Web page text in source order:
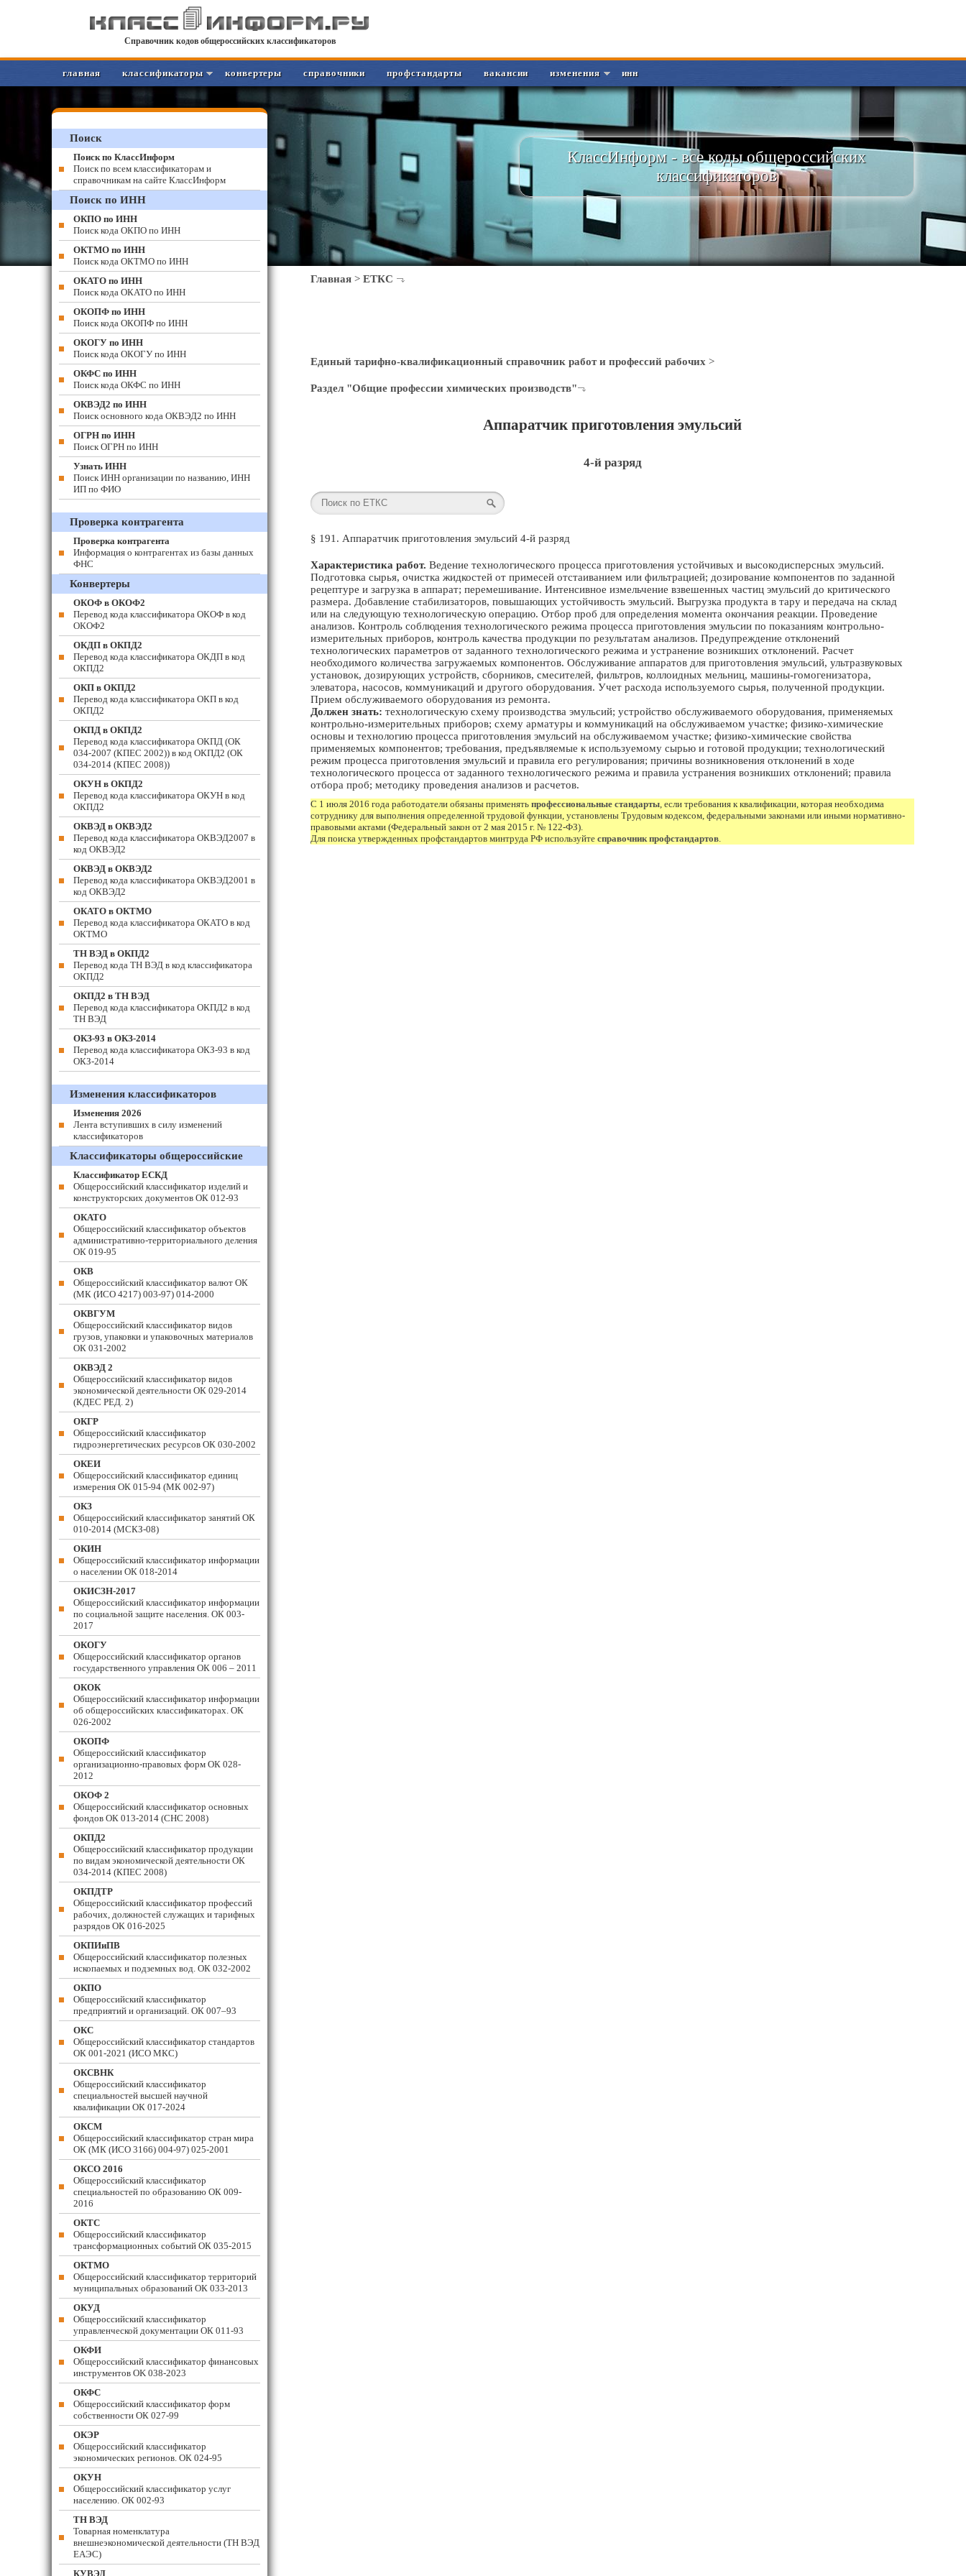
Справочник кодов общероссийских классификаторов
главная классификаторы конвертеры справочники профстандарты вакансии изменения инн
КлассИнформ - все коды общероссийских
классификаторов
Главная > ЕТКС
Единый тарифно-квалификационный справочник работ и профессий рабочих >
Раздел "Общие профессии химических производств"
Аппаратчик приготовления эмульсий
4-й разряд
§ 191. Аппаратчик приготовления эмульсий 4-й разряд
Характеристика работ. Ведение технологического процесса приготовления устойчивых и высокодисперсных эмульсий.
Подготовка сырья, очистка жидкостей от примесей отстаиванием или фильтрацией; дозирование компонентов по заданной
рецептуре и загрузка в аппарат; перемешивание. Интенсивное измельчение взвешенных частиц эмульсий до критического
размера. Добавление стабилизаторов, повышающих устойчивость эмульсий. Выгрузка продукта в тару и передача на склад
или на следующую технологическую операцию. Отбор проб для определения момента окончания реакции. Проведение
анализов. Контроль соблюдения технологического режима процесса приготовления эмульсии по показаниям контрольно-
измерительных приборов, контроль качества продукции по результатам анализов. Предупреждение отклонений
технологических параметров от заданного технологического режима и устранение возникших отклонений. Расчет
необходимого количества загружаемых компонентов. Обслуживание аппаратов для приготовления эмульсий, ультразвуковых
установок, дозирующих устройств, сборников, смесителей, фильтров, коллоидных мельниц, машины-гомогенизатора,
элеватора, насосов, коммуникаций и другого оборудования. Учет расхода используемого сырья, полученной продукции.
Прием обслуживаемого оборудования из ремонта.
Должен знать: технологическую схему производства эмульсий; устройство обслуживаемого оборудования, применяемых
контрольно-измерительных приборов; схему арматуры и коммуникаций на обслуживаемом участке; физико-химические
основы и технологию процесса приготовления эмульсий на обслуживаемом участке; физико-химические свойства
применяемых компонентов; требования, предъявляемые к используемому сырью и готовой продукции; технологический
режим процесса приготовления эмульсий и правила его регулирования; причины возникновения отклонений в ходе
технологического процесса от заданного технологического режима и правила устранения возникших отклонений; правила
отбора проб; методику проведения анализов и расчетов.
С 1 июля 2016 года работодатели обязаны применять профессиональные стандарты, если требования к квалификации, которая необходима
сотруднику для выполнения определенной трудовой функции, установлены Трудовым кодексом, федеральными законами или иными нормативно-
правовыми актами (Федеральный закон от 2 мая 2015 г. № 122-ФЗ).
Для поиска утвержденных профстандартов минтруда РФ используйте справочник профстандартов.
Поиск
Поиск по КлассИнформ
Поиск по всем классификаторам и
справочникам на сайте КлассИнформ
Поиск по ИНН
ОКПО по ИНН
Поиск кода ОКПО по ИНН
ОКТМО по ИНН
Поиск кода ОКТМО по ИНН
ОКАТО по ИНН
Поиск кода ОКАТО по ИНН
ОКОПФ по ИНН
Поиск кода ОКОПФ по ИНН
ОКОГУ по ИНН
Поиск кода ОКОГУ по ИНН
ОКФС по ИНН
Поиск кода ОКФС по ИНН
ОКВЭД2 по ИНН
Поиск основного кода ОКВЭД2 по ИНН
ОГРН по ИНН
Поиск ОГРН по ИНН
Узнать ИНН
Поиск ИНН организации по названию, ИНН
ИП по ФИО
Проверка контрагента
Проверка контрагента
Информация о контрагентах из базы данных
ФНС
Конвертеры
ОКОФ в ОКОФ2
Перевод кода классификатора ОКОФ в код
ОКОФ2
ОКДП в ОКПД2
Перевод кода классификатора ОКДП в код
ОКПД2
ОКП в ОКПД2
Перевод кода классификатора ОКП в код
ОКПД2
ОКПД в ОКПД2
Перевод кода классификатора ОКПД (ОК
034-2007 (КПЕС 2002)) в код ОКПД2 (ОК
034-2014 (КПЕС 2008))
ОКУН в ОКПД2
Перевод кода классификатора ОКУН в код
ОКПД2
ОКВЭД в ОКВЭД2
Перевод кода классификатора ОКВЭД2007 в
код ОКВЭД2
ОКВЭД в ОКВЭД2
Перевод кода классификатора ОКВЭД2001 в
код ОКВЭД2
ОКАТО в ОКТМО
Перевод кода классификатора ОКАТО в код
ОКТМО
ТН ВЭД в ОКПД2
Перевод кода ТН ВЭД в код классификатора
ОКПД2
ОКПД2 в ТН ВЭД
Перевод кода классификатора ОКПД2 в код
ТН ВЭД
ОКЗ-93 в ОКЗ-2014
Перевод кода классификатора ОКЗ-93 в код
ОКЗ-2014
Изменения классификаторов
Изменения 2026
Лента вступивших в силу изменений
классификаторов
Классификаторы общероссийские
Классификатор ЕСКД
Общероссийский классификатор изделий и
конструкторских документов ОК 012-93
ОКАТО
Общероссийский классификатор объектов
административно-территориального деления
ОК 019-95
ОКВ
Общероссийский классификатор валют ОК
(МК (ИСО 4217) 003-97) 014-2000
ОКВГУМ
Общероссийский классификатор видов
грузов, упаковки и упаковочных материалов
ОК 031-2002
ОКВЭД 2
Общероссийский классификатор видов
экономической деятельности ОК 029-2014
(КДЕС РЕД. 2)
ОКГР
Общероссийский классификатор
гидроэнергетических ресурсов ОК 030-2002
ОКЕИ
Общероссийский классификатор единиц
измерения ОК 015-94 (МК 002-97)
ОКЗ
Общероссийский классификатор занятий ОК
010-2014 (МСКЗ-08)
ОКИН
Общероссийский классификатор информации
о населении ОК 018-2014
ОКИСЗН-2017
Общероссийский классификатор информации
по социальной защите населения. ОК 003-
2017
ОКОГУ
Общероссийский классификатор органов
государственного управления ОК 006 – 2011
ОКОК
Общероссийский классификатор информации
об общероссийских классификаторах. ОК
026-2002
ОКОПФ
Общероссийский классификатор
организационно-правовых форм ОК 028-
2012
ОКОФ 2
Общероссийский классификатор основных
фондов ОК 013-2014 (СНС 2008)
ОКПД2
Общероссийский классификатор продукции
по видам экономической деятельности ОК
034-2014 (КПЕС 2008)
ОКПДТР
Общероссийский классификатор профессий
рабочих, должностей служащих и тарифных
разрядов ОК 016-2025
ОКПИиПВ
Общероссийский классификатор полезных
ископаемых и подземных вод. ОК 032-2002
ОКПО
Общероссийский классификатор
предприятий и организаций. ОК 007–93
ОКС
Общероссийский классификатор стандартов
ОК 001-2021 (ИСО МКС)
ОКСВНК
Общероссийский классификатор
специальностей высшей научной
квалификации ОК 017-2024
ОКСМ
Общероссийский классификатор стран мира
ОК (МК (ИСО 3166) 004-97) 025-2001
ОКСО 2016
Общероссийский классификатор
специальностей по образованию ОК 009-
2016
ОКТС
Общероссийский классификатор
трансформационных событий ОК 035-2015
ОКТМО
Общероссийский классификатор территорий
муниципальных образований ОК 033-2013
ОКУД
Общероссийский классификатор
управленческой документации ОК 011-93
ОКФИ
Общероссийский классификатор финансовых
инструментов OK 038-2023
ОКФС
Общероссийский классификатор форм
собственности ОК 027-99
ОКЭР
Общероссийский классификатор
экономических регионов. ОК 024-95
ОКУН
Общероссийский классификатор услуг
населению. ОК 002-93
ТН ВЭД
Товарная номенклатура
внешнеэкономической деятельности (ТН ВЭД
ЕАЭС)
КУВЭД